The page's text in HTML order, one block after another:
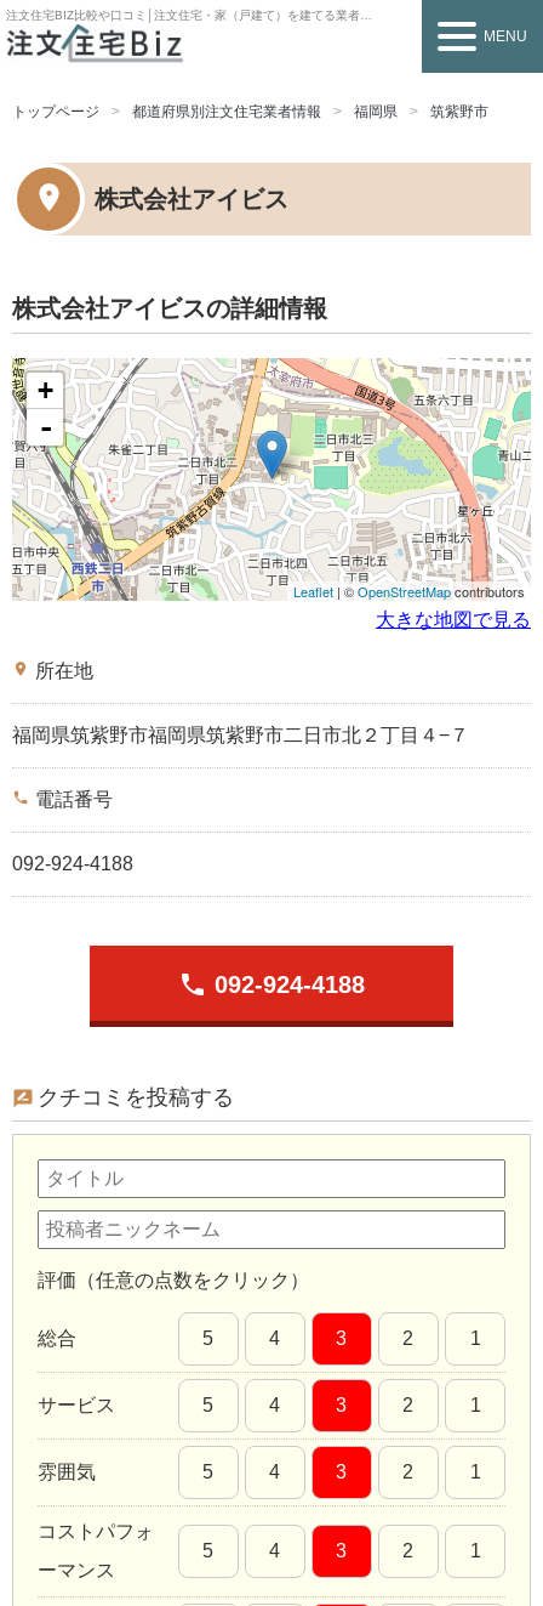
注文住宅BIZ比較や口コミ│注文住宅・家（戸建て）を建てる業者を探すなら
MENU
トップページ 都道府県別注文住宅業者情報 福岡県 筑紫野市
株式会社アイビス
株式会社アイビスの詳細情報
+
-
Leaflet | ©OpenStreetMapcontributors
大きな地図で見る
place 所在地
福岡県筑紫野市福岡県筑紫野市二日市北２丁目４−７
phone 電話番号
092-924-4188
phone 092-924-4188
クチコミを投稿する
評価（任意の点数をクリック）
総合 5 4 3 2 1
サービス 5 4 3 2 1
雰囲気 5 4 3 2 1
コストパフォ
ーマンス
5 4 3 2 1